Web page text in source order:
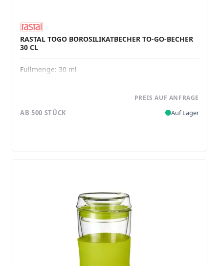
RASTAL TOGO BOROSILIKATBECHER TO-GO-BECHER
30 CL
Füllmenge: 30 ml
PREIS AUF ANFRAGE
AB 500 STÜCK Auf Lager